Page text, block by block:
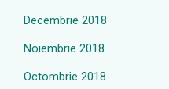
Decembrie 2018
Noiembrie 2018
Octombrie 2018